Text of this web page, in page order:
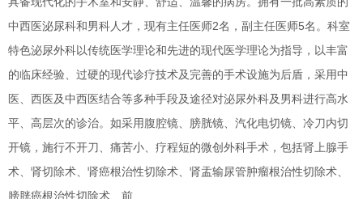
中西医泌尿科和男科人才，现有主任医师2名，副主任医师5名。科室
特色泌尿外科以传统医学理论和先进的现代医学理论为指导，以丰富
的临床经验、过硬的现代诊疗技术及完善的手术设施为后盾，采用中
医、西医及中西医结合等多种手段及途径对泌尿外科及男科进行高水
平、高层次的诊治。如采用腹腔镜、膀胱镜、汽化电切镜、冷刀内切
开镜，施行不开刀、痛苦小、疗程短的微创外科手术，包括肾上腺手
术、肾切除术、肾癌根治性切除术、肾盂输尿管肿瘤根治性切除术、
膀胱癌根治性切除术、前…